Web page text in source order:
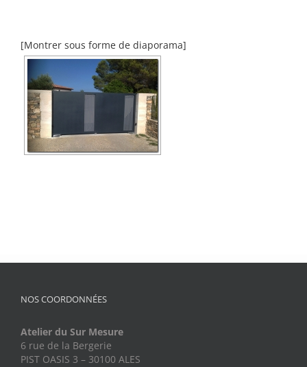
[Montrer sous forme de diaporama]
NOS COORDONNÉES
Atelier du Sur Mesure
6 rue de la Bergerie
PIST OASIS 3 – 30100 ALES